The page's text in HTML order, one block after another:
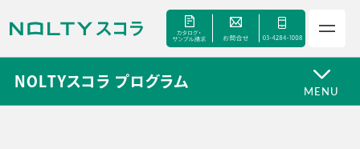
NOLTYスコラ プログラム
MENU